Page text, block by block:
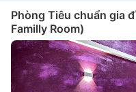
Phòng Tiêu chuẩn gia
Familly Room)